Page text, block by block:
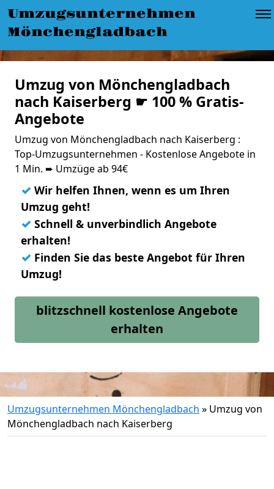
Umzugsunternehmen
Mönchengladbach
Umzug von Mönchengladbach
nach Kaiserberg ☛ 100 % Gratis-
Angebote
Umzug von Mönchengladbach nach Kaiserberg :
Top-Umzugsunternehmen - Kostenlose Angebote in
1 Min. ➨ Umzüge ab 94€
✓ Wir helfen Ihnen, wenn es um Ihren
Umzug geht!
✓ Schnell & unverbindlich Angebote
erhalten!
✓ Finden Sie das beste Angebot für Ihren
Umzug!
blitzschnell kostenlose Angebote
erhalten
Umzugsunternehmen Mönchengladbach » Umzug von
Mönchengladbach nach Kaiserberg